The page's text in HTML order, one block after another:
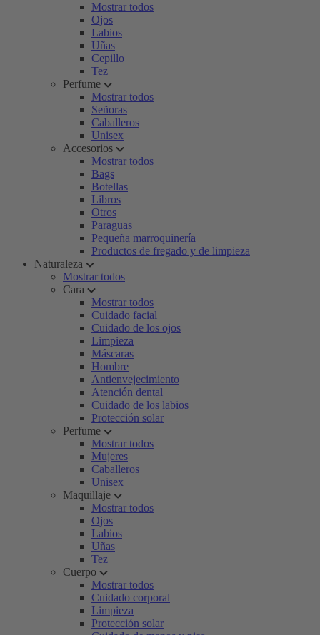
Mostrar todos
Ojos
Labios
Uñas
Cepillo
Tez
Perfume
Mostrar todos
Señoras
Caballeros
Unisex
Accesorios
Mostrar todos
Bags
Botellas
Libros
Otros
Paraguas
Pequeña marroquinería
Productos de fregado y de limpieza
Naturaleza
Mostrar todos
Cara
Mostrar todos
Cuidado facial
Cuidado de los ojos
Limpieza
Máscaras
Hombre
Antienvejecimiento
Atención dental
Cuidado de los labios
Protección solar
Perfume
Mostrar todos
Mujeres
Caballeros
Unisex
Maquillaje
Mostrar todos
Ojos
Labios
Uñas
Tez
Cuerpo
Mostrar todos
Cuidado corporal
Limpieza
Protección solar